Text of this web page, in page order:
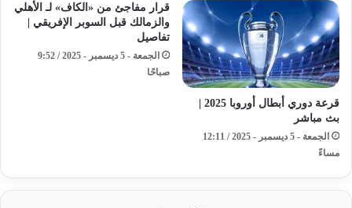
قرعة دوري أبطال أوروبا 2025 |
بث مباشر
الجمعة - 5 ديسمبر - 2025 / 12:11
مساءً
قرار مفاجئ من «الكاف» لـ الأهلي
والزمالك قبل السوبر الإفريقي |
تفاصيل
الجمعة - 5 ديسمبر - 2025 / 9:52
صباحًا